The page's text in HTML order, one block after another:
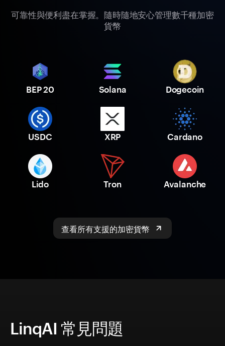
可靠性與便利盡在掌握。隨時隨地安心管理數千種加密
貨幣
BEP 20 Solana Dogecoin
USDC XRP Cardano
Lido Tron Avalanche
查看所有支援的加密貨幣
LinqAI 常見問題